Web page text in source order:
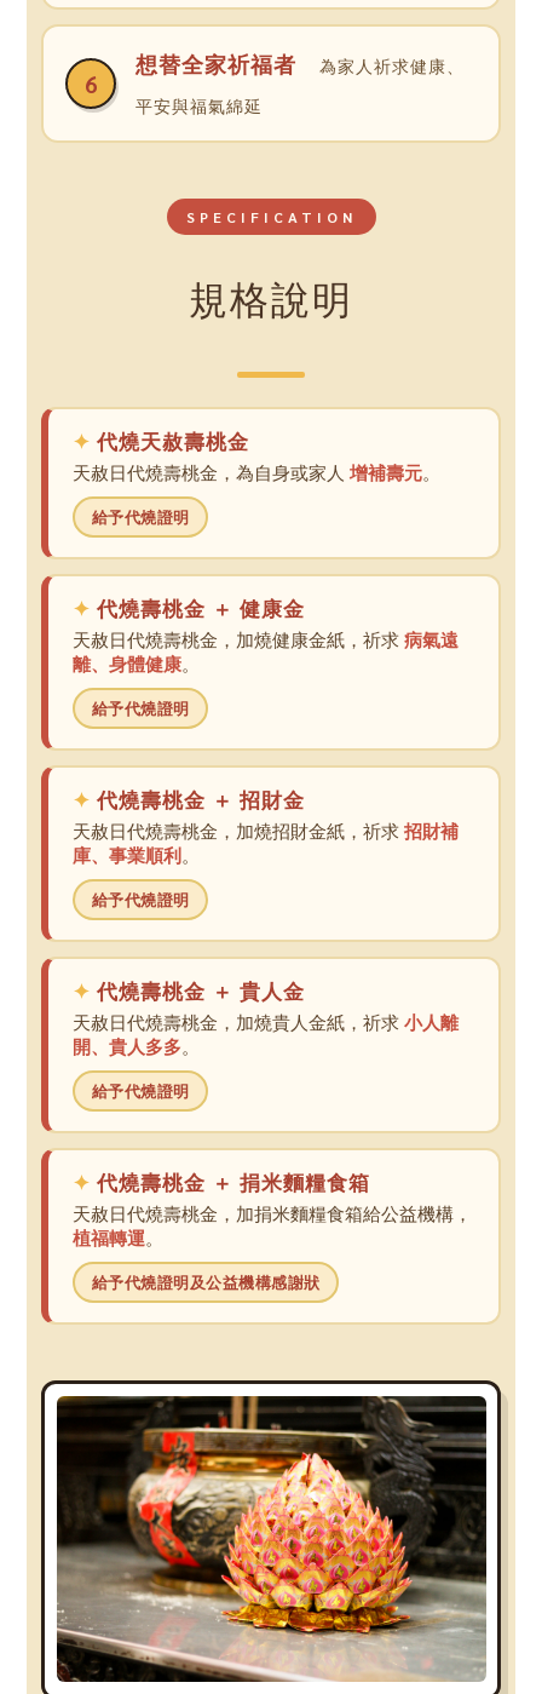
6
想替全家祈福者
為家人祈求健康、
平安與福氣綿延
SPECIFICATION
規格說明
代燒天赦壽桃金
天赦日代燒壽桃金，為自身或家人 增補壽元。
給予代燒證明
代燒壽桃金 ＋ 健康金
天赦日代燒壽桃金，加燒健康金紙，祈求 病氣遠
離、身體健康。
給予代燒證明
代燒壽桃金 ＋ 招財金
天赦日代燒壽桃金，加燒招財金紙，祈求 招財補
庫、事業順利。
給予代燒證明
代燒壽桃金 ＋ 貴人金
天赦日代燒壽桃金，加燒貴人金紙，祈求 小人離
開、貴人多多。
給予代燒證明
代燒壽桃金 ＋ 捐米麵糧食箱
天赦日代燒壽桃金，加捐米麵糧食箱給公益機構，
植福轉運。
給予代燒證明及公益機構感謝狀